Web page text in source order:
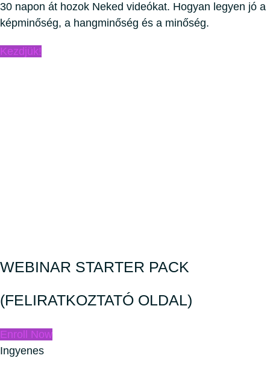
30 napon át hozok Neked videókat. Hogyan legyen jó a
képminőség, a hangminőség és a minőség.
Kezdjük!
WEBINAR STARTER PACK
(FELIRATKOZTATÓ OLDAL)
Enroll Now
Ingyenes